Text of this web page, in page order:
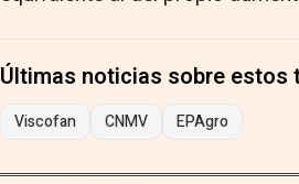
Últimas noticias sobre estos
Viscofan CNMV EPAgro